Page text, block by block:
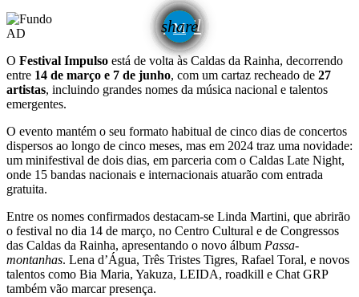
share
email
AD
O Festival Impulso está de volta às Caldas da Rainha, decorrendo
entre 14 de março e 7 de junho, com um cartaz recheado de 27
artistas, incluindo grandes nomes da música nacional e talentos
emergentes.
O evento mantém o seu formato habitual de cinco dias de concertos
dispersos ao longo de cinco meses, mas em 2024 traz uma novidade:
um minifestival de dois dias, em parceria com o Caldas Late Night,
onde 15 bandas nacionais e internacionais atuarão com entrada
gratuita.
Entre os nomes confirmados destacam-se Linda Martini, que abrirão
o festival no dia 14 de março, no Centro Cultural e de Congressos
das Caldas da Rainha, apresentando o novo álbum Passa-
montanhas. Lena d’Água, Três Tristes Tigres, Rafael Toral, e novos
talentos como Bia Maria, Yakuza, LEIDA, roadkill e Chat GRP
também vão marcar presença.